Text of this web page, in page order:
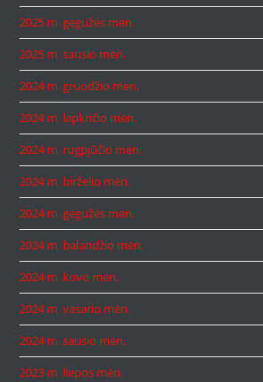
2025 m. gegužės mėn.
2025 m. sausio mėn.
2024 m. gruodžio mėn.
2024 m. lapkričio mėn.
2024 m. rugpjūčio mėn.
2024 m. birželio mėn.
2024 m. gegužės mėn.
2024 m. balandžio mėn.
2024 m. kovo mėn.
2024 m. vasario mėn.
2024 m. sausio mėn.
2023 m. liepos mėn.